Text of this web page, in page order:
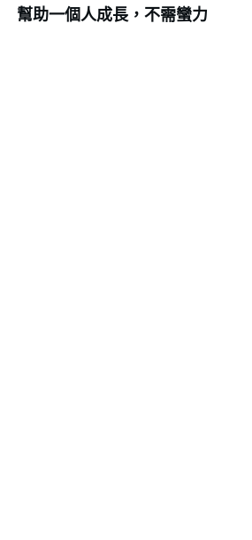
幫助一個人成長，不需蠻力